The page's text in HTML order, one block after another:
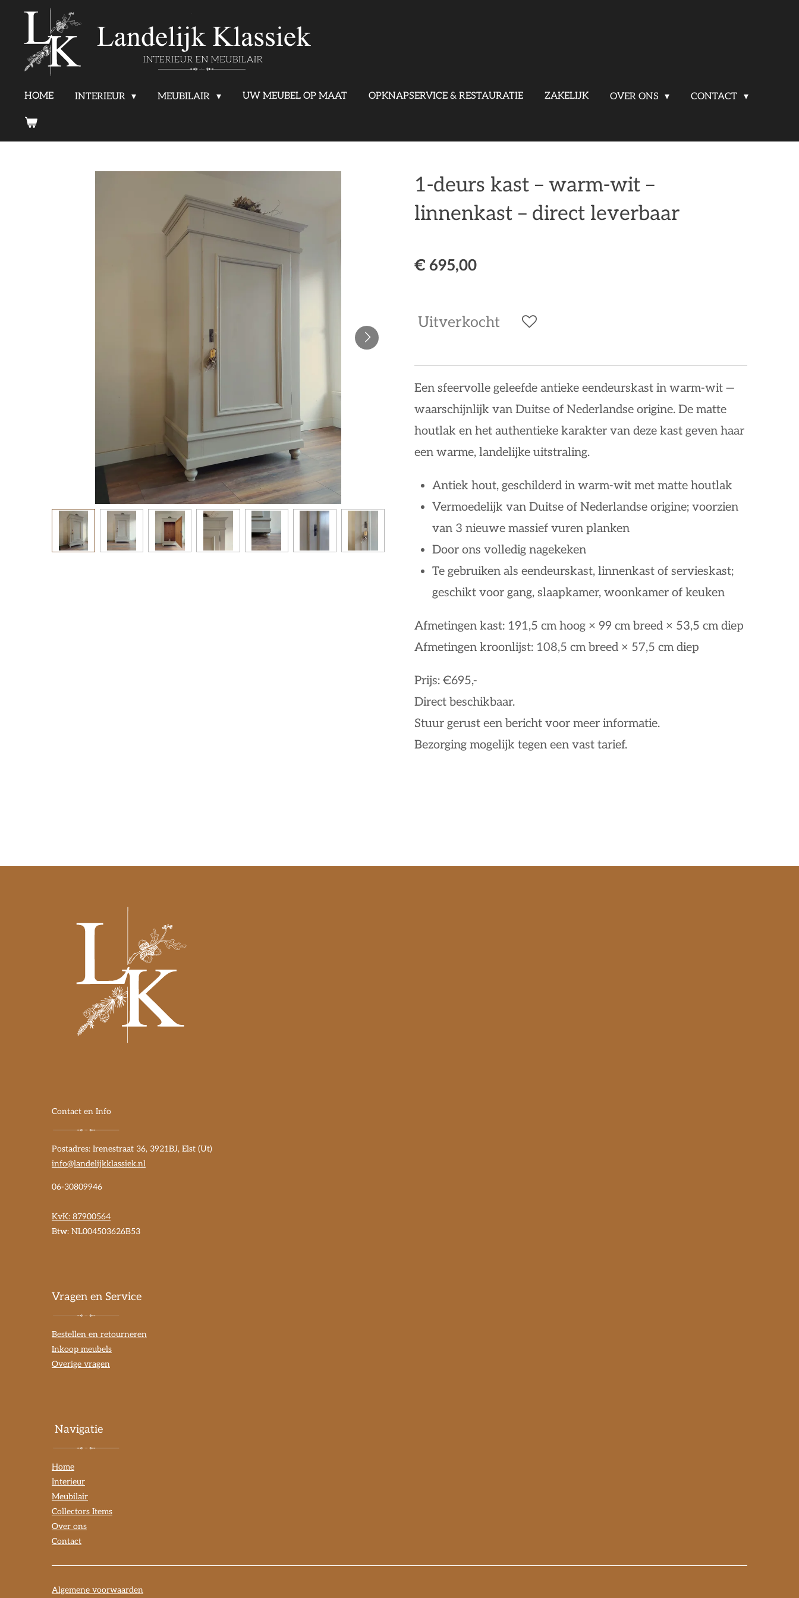
direct
naar
hoofdinhoud
HOME INTERIEUR MEUBILAIR UW MEUBEL OP MAAT OPKNAPSERVICE & RESTAURATIE ZAKELIJK OVER ONS CONTACT
1-deurs kast – warm-wit –
linnenkast – direct leverbaar
€ 695,00
Uitverkocht
Een sfeervolle geleefde antieke eendeurskast in warm-wit —
waarschijnlijk van Duitse of Nederlandse origine. De matte
houtlak en het authentieke karakter van deze kast geven haar
een warme, landelijke uitstraling.
Antiek hout, geschilderd in warm-wit met matte houtlak
Vermoedelijk van Duitse of Nederlandse origine; voorzien
van 3 nieuwe massief vuren planken
Door ons volledig nagekeken
Te gebruiken als eendeurskast, linnenkast of servieskast;
geschikt voor gang, slaapkamer, woonkamer of keuken
Afmetingen kast: 191,5 cm hoog × 99 cm breed × 53,5 cm diep
Afmetingen kroonlijst: 108,5 cm breed × 57,5 cm diep
Prijs: €695,-
Direct beschikbaar.
Stuur gerust een bericht voor meer informatie.
Bezorging mogelijk tegen een vast tarief.
Contact en Info
Postadres: Irenestraat 36, 3921BJ, Elst (Ut)
info@landelijkklassiek.nl
06-30809946
KvK: 87900564
Btw: NL004503626B53
Vragen en Service
Bestellen en retourneren
Inkoop meubels
Overige vragen
Navigatie
Home
Interieur
Meubilair
Collectors Items
Over ons
Contact
Algemene voorwaarden